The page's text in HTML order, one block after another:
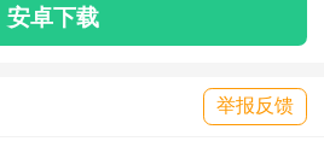
安卓下载
举报反馈